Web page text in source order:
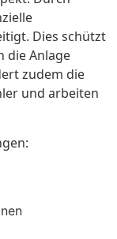
Dies schützt
die Anlage
zudem die
und arbeiten